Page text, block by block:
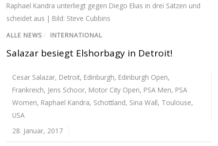
Raphael Kandra unterliegt gegen Diego Elias in drei Sätzen und
scheidet aus | Bild: Steve Cubbins
ALLE NEWS / INTERNATIONAL
Salazar besiegt Elshorbagy in Detroit!
Cesar Salazar, Detroit, Edinburgh, Edinburgh Open,
Frankreich, Jens Schoor, Motor City Open, PSA Men, PSA
Women, Raphael Kandra, Schottland, Sina Wall, Toulouse,
USA
28. Januar, 2017